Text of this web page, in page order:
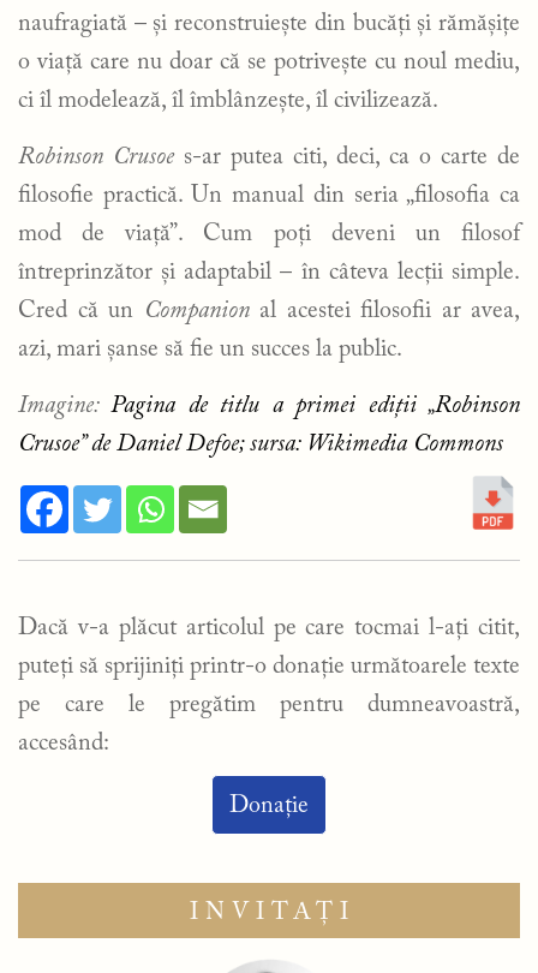
naufragiată – și reconstruiește din bucăți și rămășițe
o viață care nu doar că se potrivește cu noul mediu,
ci îl modelează, îl îmblânzește, îl civilizează.
Robinson Crusoes-ar putea citi, deci, ca o carte de
filosofie practică. Un manual din seria „filosofia ca
mod de viață”. Cum poți deveni un filosof
întreprinzător și adaptabil – în câteva lecții simple.
Cred că un Companional acestei filosofii ar avea,
azi, mari șanse să fie un succes la public.
Imagine:Pagina de titlu a primei ediții „Robinson
Crusoe” de Daniel Defoe; sursa: Wikimedia Commons
Dacă v-a plăcut articolul pe care tocmai l-ați citit,
puteți să sprijiniți printr-o donație următoarele texte
pe care le pregătim pentru dumneavoastră,
accesând:
Donație
INVITAȚI